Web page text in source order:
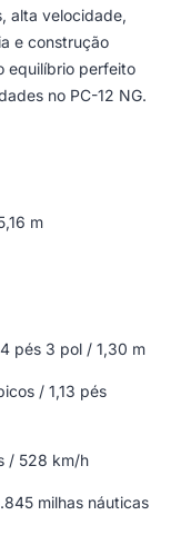
alta velocidade,
e construção
equilíbrio perfeito
no PC-12 NG.
m
4 pés 3 pol / 1,30 m
/ 1,13 pés
/ 528 km/h
milhas náuticas